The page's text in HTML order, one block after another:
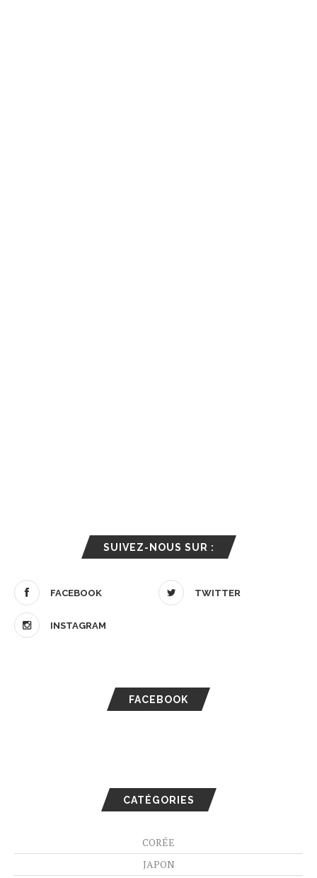
SUIVEZ-NOUS SUR :
FACEBOOK TWITTER
INSTAGRAM
FACEBOOK
CATÉGORIES
CORÉE
JAPON